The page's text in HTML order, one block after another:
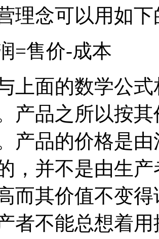
理念可以用如
售价-成本
面的数学公式
产品之所以按
产品的价格是
，并不是由生
而其价值不变
者不能总想着